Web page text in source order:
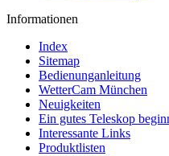
Informationen
Index
Sitemap
Bedienunganleitung
WetterCam München
Neuigkeiten
Ein gutes Teleskop
Interessante Links
Produktlisten